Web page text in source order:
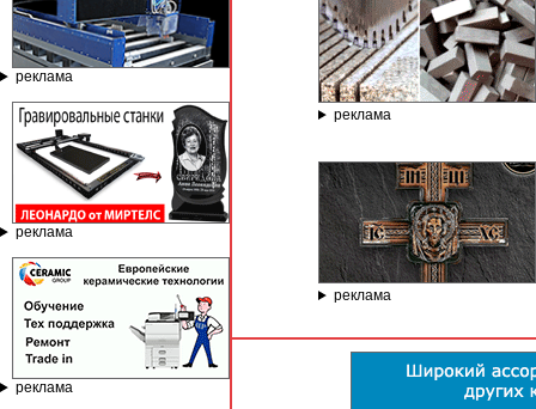
реклама
реклама
реклама
реклама
реклама